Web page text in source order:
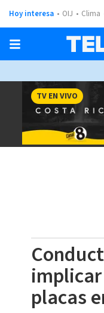
Hoy interesa OIJ Clima
TV EN VIVO
placas